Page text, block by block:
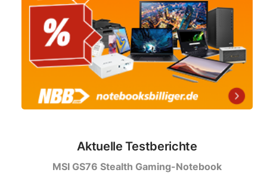
Aktuelle Testberichte
MSI GS76 Stealth Gaming-Notebook